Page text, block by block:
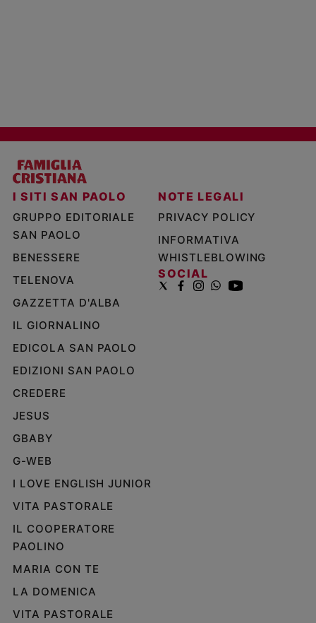
I SITI SAN PAOLO
GRUPPO EDITORIALE
SAN PAOLO
BENESSERE
TELENOVA
GAZZETTA D'ALBA
IL GIORNALINO
EDICOLA SAN PAOLO
EDIZIONI SAN PAOLO
CREDERE
JESUS
GBABY
G-WEB
I LOVE ENGLISH JUNIOR
VITA PASTORALE
IL COOPERATORE
PAOLINO
MARIA CON TE
LA DOMENICA
VITA PASTORALE
NOTE LEGALI
PRIVACY POLICY
INFORMATIVA
WHISTLEBLOWING
SOCIAL